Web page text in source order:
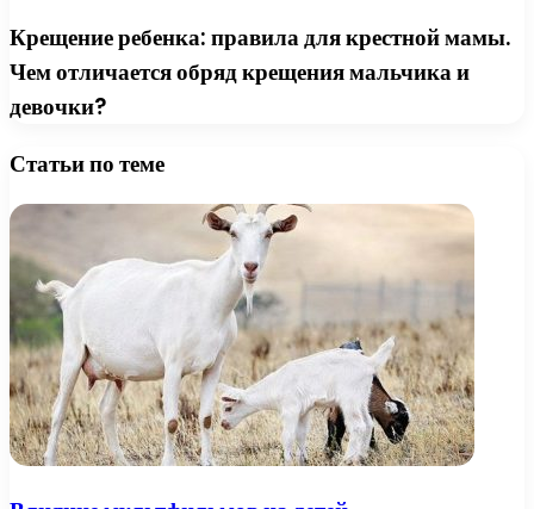
Крещение ребенка: правила для крестной мамы.
Чем отличается обряд крещения мальчика и
девочки?
Статьи по теме